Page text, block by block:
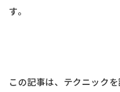
す。
この記事は、テクニック